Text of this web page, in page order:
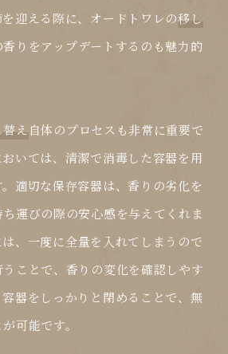
迎える際に、オードトワレの移し
りをアップデートするのも魅力的
え 自体のプロセスも非常に重要で
いては、清潔で消毒した容器を用
適切な保存容器は、香りの劣化を
運びの際の安心感を与えてくれま
は、一度に全量を入れてしまうので
ことで、香りの変化を確認しやす
器をしっかりと閉めることで、無
可能です。